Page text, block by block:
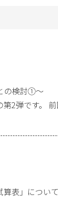
の検討①～
2弾です。
表」につい